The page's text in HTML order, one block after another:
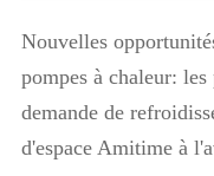
Nouvelles
pompes à chaleur:
demande de
d'espace Amitime à